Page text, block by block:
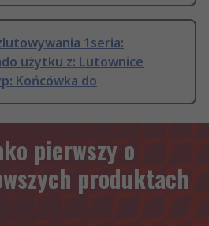
1seria:
użytku z: Lutownice
Końcówka do
pierwszy o
produktach